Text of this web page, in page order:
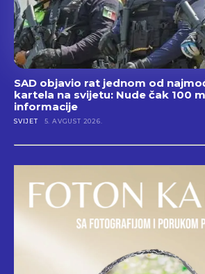
SAD objavio rat jednom od
kartela na svijetu: Nude čak 100
informacije
SVIJET 5. AVGUST 2026.